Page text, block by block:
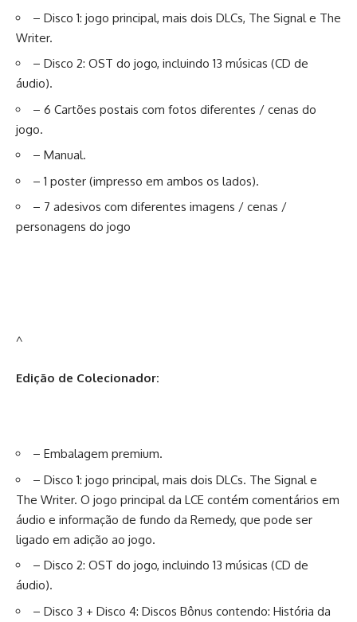
– Disco 1: jogo principal, mais dois DLCs, The Signal e The
Writer.
– Disco 2: OST do jogo, incluindo 13 músicas (CD de
áudio).
– 6 Cartões postais com fotos diferentes / cenas do
jogo.
– Manual.
– 1 poster (impresso em ambos os lados).
– 7 adesivos com diferentes imagens / cenas /
personagens do jogo
^
Edição de Colecionador:
– Embalagem premium.
– Disco 1: jogo principal, mais dois DLCs. The Signal e
The Writer. O jogo principal da LCE contém comentários em
áudio e informação de fundo da Remedy, que pode ser
ligado em adição ao jogo.
– Disco 2: OST do jogo, incluindo 13 músicas (CD de
áudio).
– Disco 3 + Disco 4: Discos Bônus contendo: História da